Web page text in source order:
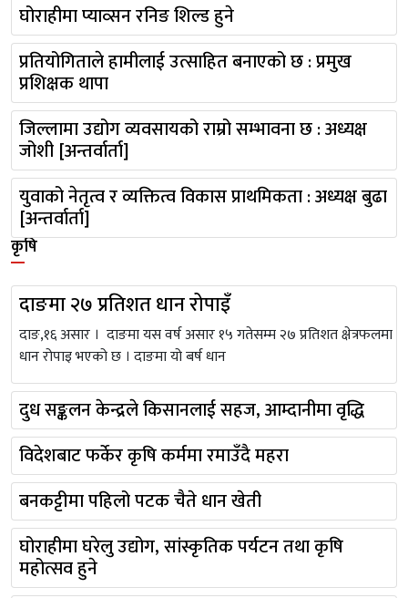
घोराहीमा प्याव्सन रनिङ शिल्ड हुने
प्रतियोगिताले हामीलाई उत्साहित बनाएको छ : प्रमुख
प्रशिक्षक थापा
जिल्लामा उद्योग व्यवसायको राम्रो सम्भावना छ : अध्यक्ष
जोशी [अन्तर्वार्ता]
युवाको नेतृत्व र व्यक्तित्व विकास प्राथमिकता : अध्यक्ष बुढा
[अन्तर्वार्ता]
कृषि
दाङमा २७ प्रतिशत धान रोपाइँ
दाङ,१६ असार । दाङमा यस वर्ष असार १५ गतेसम्म २७ प्रतिशत क्षेत्रफलमा
धान रोपाइ भएको छ । दाङमा यो बर्ष धान
दुध सङ्कलन केन्द्रले किसानलाई सहज, आम्दानीमा वृद्धि
विदेशबाट फर्केर कृषि कर्ममा रमाउँदै महरा
बनकट्टीमा पहिलो पटक चैते धान खेती
घोराहीमा घरेलु उद्योग, सांस्कृतिक पर्यटन तथा कृषि
महोत्सव हुने